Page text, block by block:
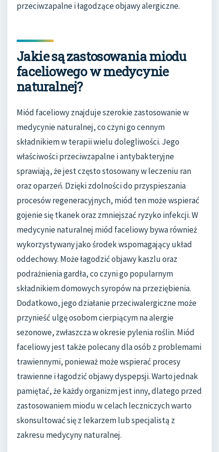
przeciwzapalne i łagodzące objawy alergiczne.
Jakie są zastosowania miodu
faceliowego w medycynie
naturalnej?
Miód faceliowy znajduje szerokie zastosowanie w
medycynie naturalnej, co czyni go cennym
składnikiem w terapii wielu dolegliwości. Jego
właściwości przeciwzapalne i antybakteryjne
sprawiają, że jest często stosowany w leczeniu ran
oraz oparzeń. Dzięki zdolności do przyspieszania
procesów regeneracyjnych, miód ten może wspierać
gojenie się tkanek oraz zmniejszać ryzyko infekcji. W
medycynie naturalnej miód faceliowy bywa również
wykorzystywany jako środek wspomagający układ
oddechowy. Może łagodzić objawy kaszlu oraz
podrażnienia gardła, co czyni go popularnym
składnikiem domowych syropów na przeziębienia.
Dodatkowo, jego działanie przeciwalergiczne może
przynieść ulgę osobom cierpiącym na alergie
sezonowe, zwłaszcza w okresie pylenia roślin. Miód
faceliowy jest także polecany dla osób z problemami
trawiennymi, ponieważ może wspierać procesy
trawienne i łagodzić objawy dyspepsji. Warto jednak
pamiętać, że każdy organizm jest inny, dlatego przed
zastosowaniem miodu w celach leczniczych warto
skonsultować się z lekarzem lub specjalistą z
zakresu medycyny naturalnej.